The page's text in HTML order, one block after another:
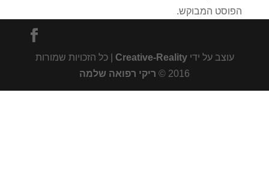
הפוסט המבוקש.
עוצב על ידיCreative-Reality | כל הזכויות שמורות
2016 ©
ריקי רפואה שלמה